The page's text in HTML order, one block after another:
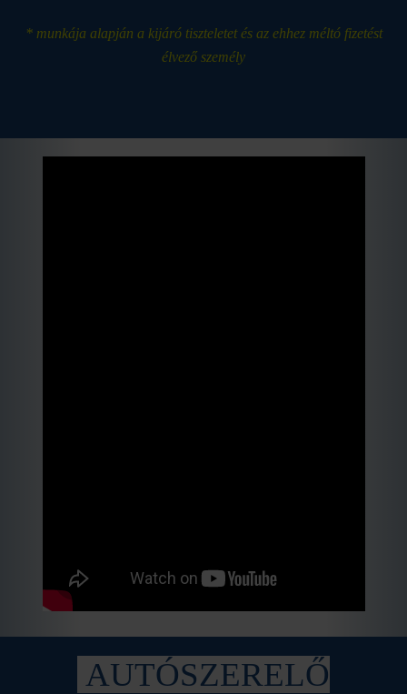
* munkája alapján a kijáró tiszteletet és az ehhez méltó fizetést
élvező személy
AUTÓSZERELŐ